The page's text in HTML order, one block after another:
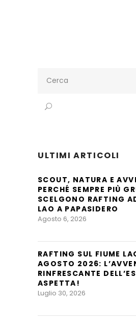
ULTIMI ARTICOLI
SCOUT, NATURA E
PERCHÉ SEMPRE PIÙ
SCELGONO RAFTING
LAO A PAPASIDERO
Agosto 6, 2026
RAFTING SUL FIUME
AGOSTO 2026:
RINFRESCANTE
ASPETTA!
Luglio 30, 2026